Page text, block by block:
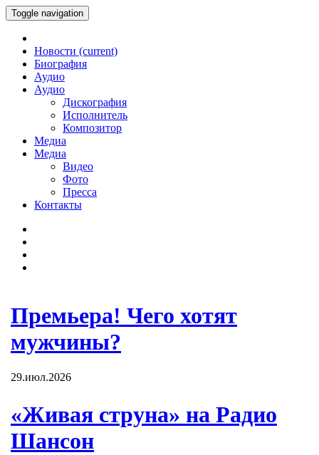
Toggle navigation
Новости (current)
Биография
Аудио
Аудио
Дискография
Исполнитель
Композитор
Медиа
Медиа
Видео
Фото
Пресса
Контакты
Премьера! Чего хотят
мужчины?
29.июл.2026
«Живая струна» на Радио
Шансон